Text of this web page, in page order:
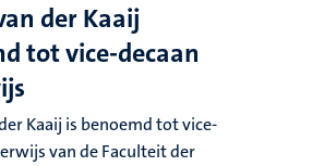
der Kaaij
tot vice-decaan
Kaaij is benoemd tot vice-
van de Faculteit der